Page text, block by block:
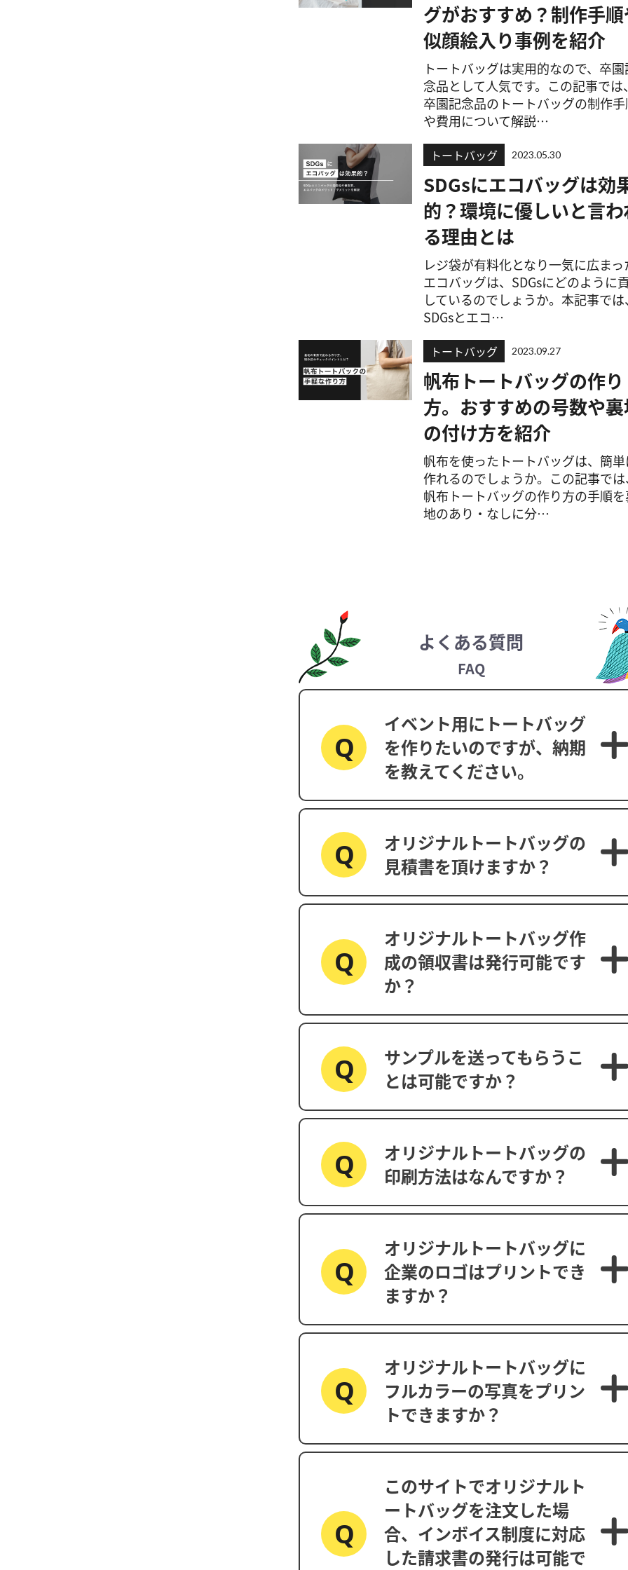
グがおすすめ？制作手
似顔絵入り事例を紹介
トートバッグは実用的なので、卒
念品として人気です。この記事では、
卒園記念品のトートバッグの制作手
や費用について解説…
トートバッグ 2023.05.30
SDGsにエコバッグは効
的？環境に優しいと言
る理由とは
レジ袋が有料化となり一気に広まっ
エコバッグは、SDGsにどのように
しているのでしょうか。本記事では、
SDGsとエコ…
トートバッグ 2023.09.27
帆布トートバッグの作り
方。おすすめの号数や
の付け方を紹介
帆布を使ったトートバッグは、簡単
作れるのでしょうか。この記事では
帆布トートバッグの作り方の手順を
地のあり・なしに分…
よくある質問
FAQ
イベント用にトートバッグ
を作りたいのですが、納期
を教えてください。
オリジナルトートバッグの
見積書を頂けますか？
オリジナルトートバッグ作
成の領収書は発行可能です
か？
サンプルを送ってもらうこ
とは可能ですか？
オリジナルトートバッグの
印刷方法はなんですか？
オリジナルトートバッグに
企業のロゴはプリントでき
ますか？
オリジナルトートバッグに
フルカラーの写真をプリン
トできますか？
このサイトでオリジナルト
ートバッグを注文した場
合、インボイス制度に対応
した請求書の発行は可能で